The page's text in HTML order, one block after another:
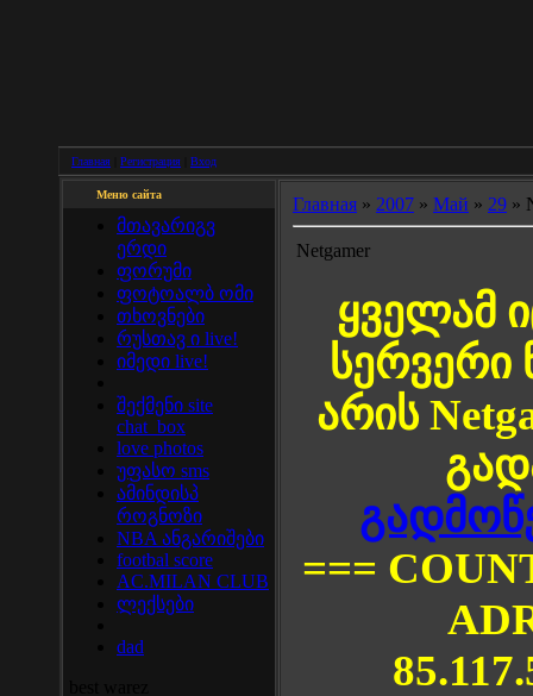
Главная Регистрация Вход
Меню сайта
მთავარიგვ
ერდი
ფორუმი
ფოტოალბ ომი
თხოვნები
რუსთავ ი live!
იმედი live!
შექმენი site
chat_box
love photos
უფასო sms
ამინდისპ
როგნოზი
NBA ანგარიშები
footbal score
AC.MILAN CLUB
ლექსები
dad
Главная » 2007 » Май » 29 »
Netgamer
ყველამ
სერვერი
არის
===